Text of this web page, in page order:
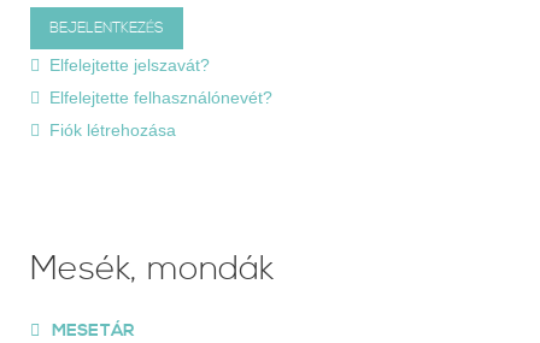
Elfelejtette jelszavát?
Elfelejtette felhasználónevét?
Fiók létrehozása
Mesék, mondák
MESETÁR